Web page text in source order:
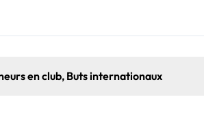
Thomas Sabitzer : Éducation,